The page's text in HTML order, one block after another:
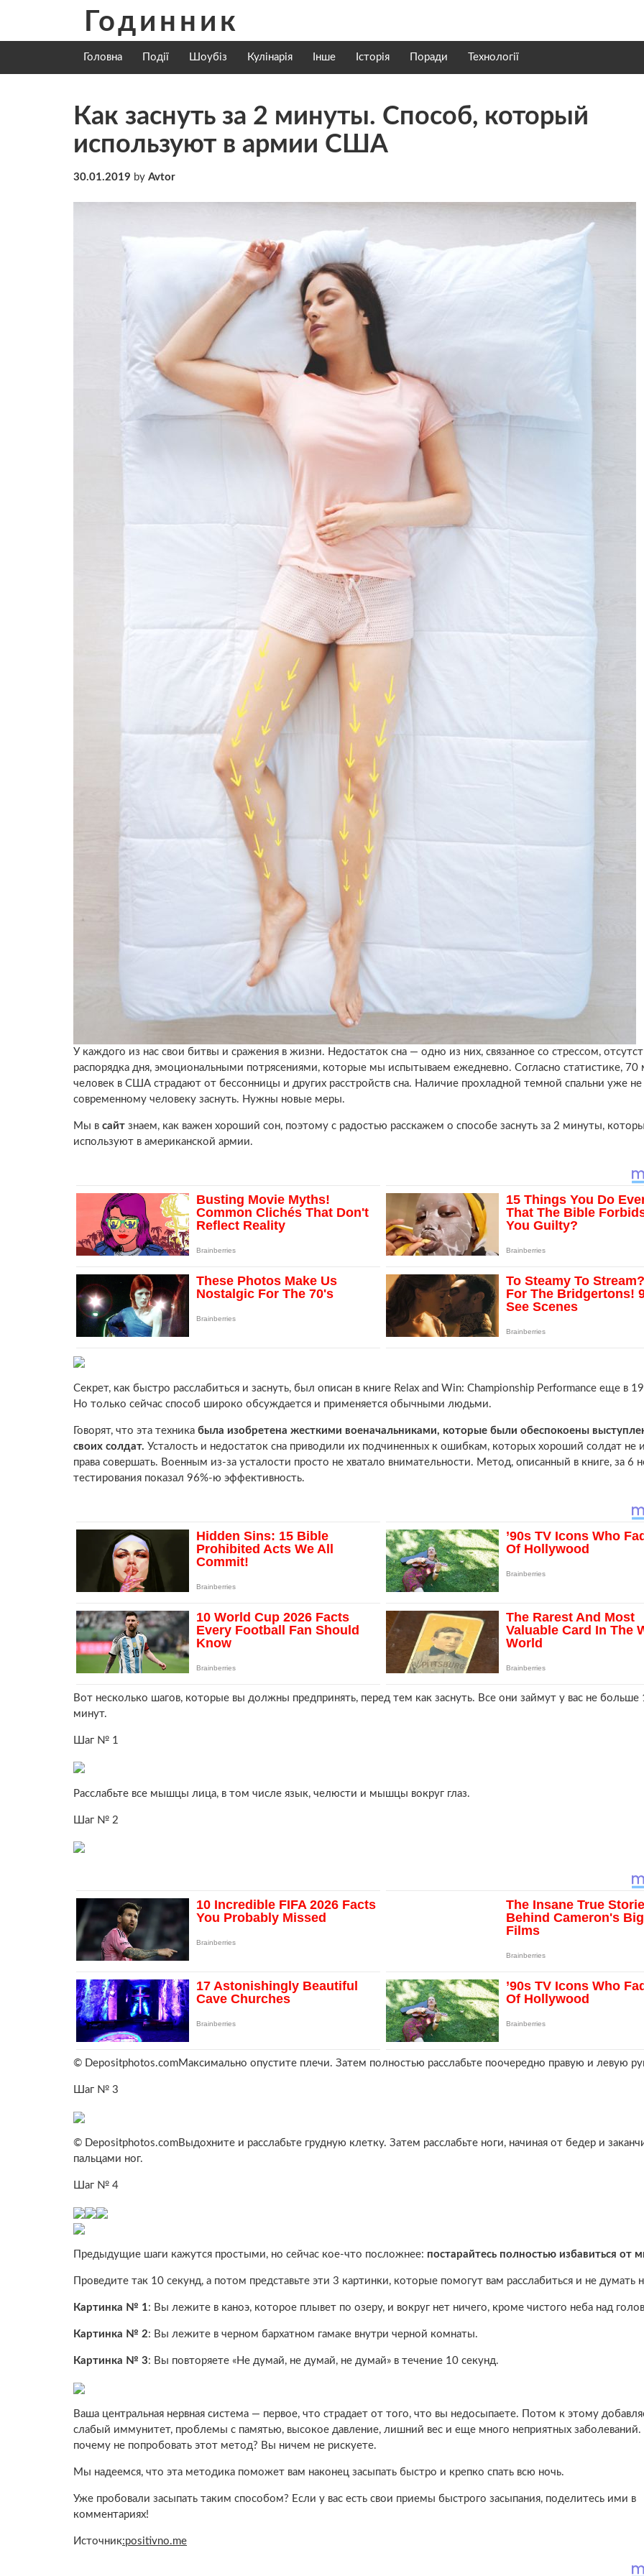
content
Годинник
Головна Події Шоубіз Кулінарія Інше Історія Поради Технології
Как заснуть за 2 минуты. Способ, который
используют в армии США
30.01.2019 by Avtor
У каждого из нас свои битвы и сражения в жизни. Недостаток сна — одно из них, связанное со стрессом,
распорядка дня, эмоциональными потрясениями, которые мы испытываем ежедневно. Согласно статистике, 70
человек в США страдают от бессонницы и других расстройств сна. Наличие прохладной темной спальни уже
современному человеку заснуть. Нужны новые меры.
Мы в сайт знаем, как важен хороший сон, поэтому с радостью расскажем о способе заснуть за 2 минуты,
используют в американской армии.
Секрет, как быстро расслабиться и заснуть, был описан в книге Relax and Win: Championship Performance еще в
Но только сейчас способ широко обсуждается и применяется обычными людьми.
Говорят, что эта техника была изобретена жесткими военачальниками, которые были обеспокоены
своих солдат. Усталость и недостаток сна приводили их подчиненных к ошибкам, которых хороший солдат не
права совершать. Военным из-за усталости просто не хватало внимательности. Метод, описанный в книге, за 6
тестирования показал 96%-ю эффективность.
Вот несколько шагов, которые вы должны предпринять, перед тем как заснуть. Все они займут у вас не больше
минут.
Шаг № 1
Расслабьте все мышцы лица, в том числе язык, челюсти и мышцы вокруг глаз.
Шаг № 2
© Depositphotos.comМаксимально опустите плечи. Затем полностью расслабьте поочередно правую и левую
Шаг № 3
© Depositphotos.comВыдохните и расслабьте грудную клетку. Затем расслабьте ноги, начиная от бедер и
пальцами ног.
Шаг № 4
Предыдущие шаги кажутся простыми, но сейчас кое-что посложнее: постарайтесь полностью избавиться от
Проведите так 10 секунд, а потом представьте эти 3 картинки, которые помогут вам расслабиться и не думать
Картинка № 1: Вы лежите в каноэ, которое плывет по озеру, и вокруг нет ничего, кроме чистого неба над
Картинка № 2: Вы лежите в черном бархатном гамаке внутри черной комнаты.
Картинка № 3: Вы повторяете «Не думай, не думай, не думай» в течение 10 секунд.
Ваша центральная нервная система — первое, что страдает от того, что вы недосыпаете. Потом к этому
слабый иммунитет, проблемы с памятью, высокое давление, лишний вес и еще много неприятных заболеваний.
почему не попробовать этот метод? Вы ничем не рискуете.
Мы надеемся, что эта методика поможет вам наконец засыпать быстро и крепко спать всю ночь.
Уже пробовали засыпать таким способом? Если у вас есть свои приемы быстрого засыпания, поделитесь ими в
комментариях!
Источник:positivno.me